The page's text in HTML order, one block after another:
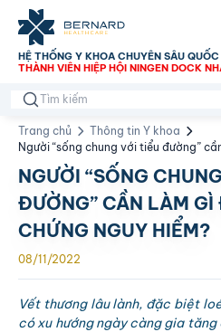
HỆ THỐNG Y KHOA CHUYÊN SÂU
THÀNH VIÊN HIỆP HỘI NINGEN DOCK
Trang chủ
Thông tin Y khoa
Người “sống chung với tiểu đường”
nguy hiểm?
NGƯỜI “SỐNG
ĐƯỜNG” CẦN LÀM GÌ
CHỨNG NGUY HIỂM?
08/11/2022
Vết thương lâu lành, đặc biệt
có xu hướng ngày càng gia tăng